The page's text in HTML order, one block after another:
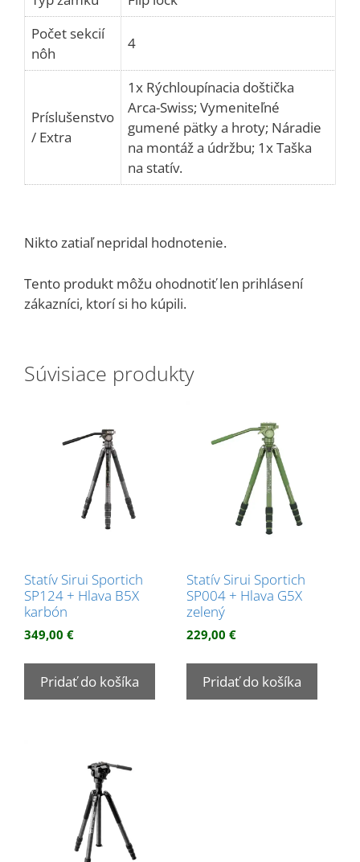
Počet sekcií
nôh
4
Príslušenstvo
/ Extra
1x Rýchloupínacia doštička
Arca-Swiss; Vymeniteľné
gumené pätky a hroty; Náradie
na montáž a údržbu; 1x Taška
na statív.
Nikto zatiaľ nepridal hodnotenie.
Tento produkt môžu ohodnotiť len prihlásení
zákazníci, ktorí si ho kúpili.
Súvisiace produkty
Statív Sirui Sportich
SP124 + Hlava B5X
karbón
349,00 €
Pridať do košíka
Statív Sirui Sportich
SP004 + Hlava G5X
zelený
229,00 €
Pridať do košíka